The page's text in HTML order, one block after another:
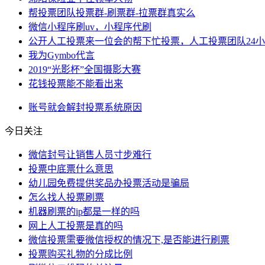
帮投票团队投票群-刷票群-拉票群真实么
微信小程序刷uv，小程序代刷
公开人工投票来一位会的帮下忙投票，人工投票团队24
我为Gymbo代言
2019“光影杯”全国摄影大赛
花钱投票能不能看出来
账号就会解封投票系统原因
今日关注
微信封号让销售人员寸步难行
投票中底票什么意思
幼儿园免费提供奖品办投票活动是骗局
怎么找人投票刷票
机器刷票的ip都是一样的吗
网上人工投票是真的吗
微信投票需要微信授权的情况下,是否能进行刷票
投票购买礼物的分成比例